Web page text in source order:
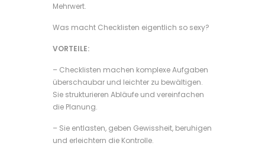
Mehrwert.
Was macht Checklisten eigentlich so sexy?
VORTEILE:
– Checklisten machen komplexe Aufgaben
überschaubar und leichter zu bewältigen.
Sie strukturieren Abläufe und vereinfachen
die Planung.
– Sie entlasten, geben Gewissheit, beruhigen
und erleichtern die Kontrolle.